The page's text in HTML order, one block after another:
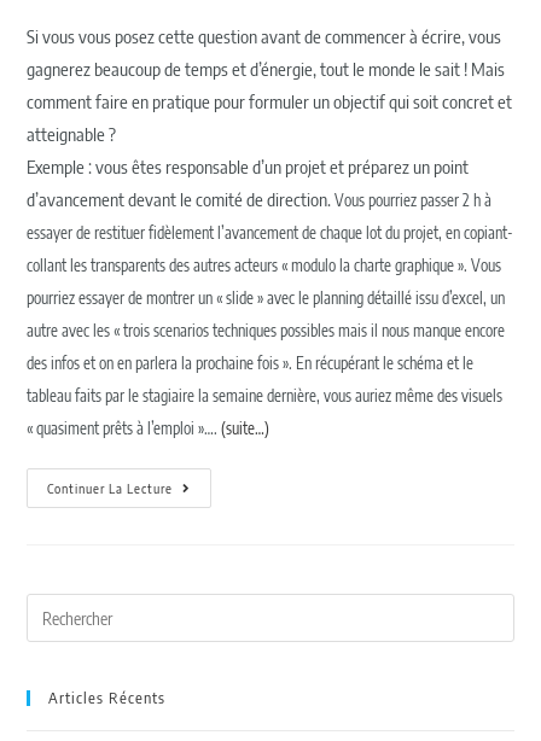
Si vous vous posez cette question avant de commencer à écrire, vous
gagnerez beaucoup de temps et d’énergie, tout le monde le sait ! Mais
comment faire en pratique pour formuler un objectif qui soit concret et
atteignable ?
Exemple : vous êtes responsable d’un projet et préparez un point
d’avancement devant le comité de direction.Vous pourriez passer 2 h à
essayer de restituer fidèlement l’avancement de chaque lot du projet, en copiant-
collant les transparents des autres acteurs « modulo la charte graphique ». Vous
pourriez essayer de montrer un « slide » avec le planning détaillé issu d’excel, un
autre avec les « trois scenarios techniques possibles mais il nous manque encore
des infos et on en parlera la prochaine fois ». En récupérant le schéma et le
tableau faits par le stagiaire la semaine dernière, vous auriez même des visuels
« quasiment prêts à l’emploi »….(suite…)
Continuer La Lecture
Articles Récents